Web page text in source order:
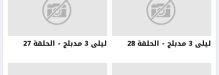
ليلى 3 مدبلج - الحلقة 28 ليلى 3 مدبلج - الحلقة 27